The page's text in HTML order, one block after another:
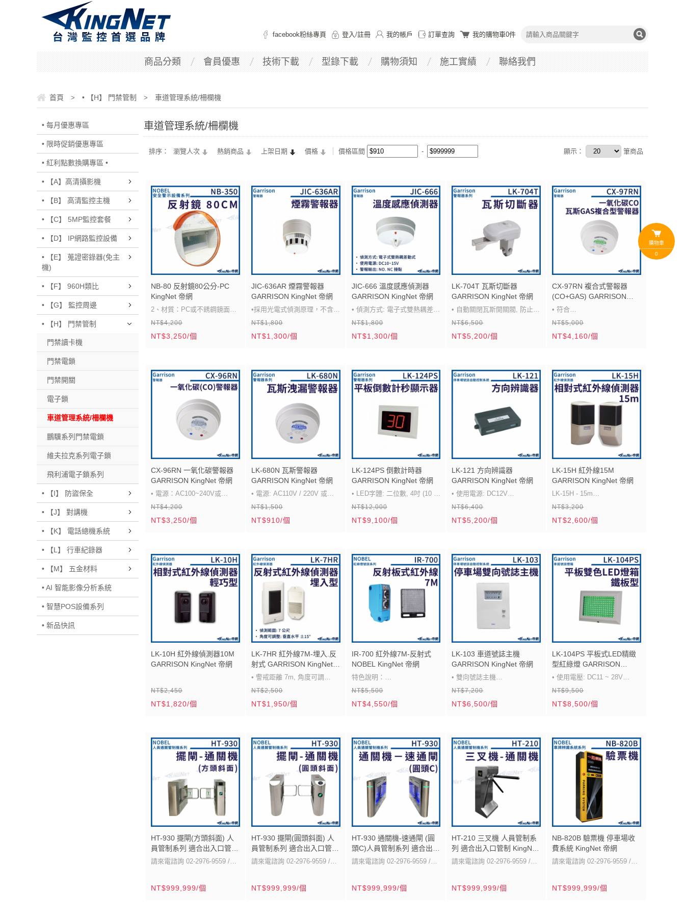
facebook粉絲專頁 登入/註冊 我的帳戶 訂單查詢 我的購物車0件
商品分類 會員優惠 技術下載 型錄下載 購物須知 施工實績 聯絡我們
購物車
0
首頁 > • 【H】 門禁管制 > 車道管理系統/柵欄機
• 每月優惠專區
• 限時促銷優惠專區
• 紅利點數換購專區 •
• 【A】高清攝影機
• 【B】 高清監控主機
• 【C】 5MP監控套餐
• 【D】 IP網路監控設備
• 【E】 蒐證密錄器(免主
機)
• 【F】 960H類比
• 【G】 監控周邊
• 【H】 門禁管制
門禁讀卡機
門禁電鎖
門禁開關
電子鎖
車道管理系統/柵欄機
鵬驥系列門禁電鎖
維夫拉克系列電子鎖
飛利浦電子鎖系列
• 【I】 防盜保全
• 【J】 對講機
• 【K】 電話總機系統
• 【L】 行車紀錄器
• 【M】 五金材料
• AI 智能影像分析系統
• 智慧POS設備系列
• 新品快訊
車道管理系統/柵欄機
排序： 瀏覽人次 熱銷商品 上架日期 價格 價格區間 顯示： 筆商品
NB-80 反射鏡80公分-PC
KingNet 帝網
2、材質：PC或不銹鋼鏡面。
3、背板：FRP背板或鍍鋅背
板。
NT$4,200
NT$3,250/個
JIC-636AR 煙霧警報器
GARRISON KingNet 帝網
•採用光電式偵測原理，不含離
子放射性物質，符合環保，確
保安全。
•依型號不同適合單機使用，或
適用於安全系統。
•可接繼電器，輸出常開及常關
之乾接點訊號。
•本機適合裝置於樓梯間、走
廊、電梯、客廳、臥室、倉
庫、儲藏室等處。
NT$1,800
NT$1,300/個
JIC-666 溫度感應偵測器
GARRISON KingNet 帝網
• 偵測方式: 電子式雙熱耦差動
式
• 使用電源: DC10~15V
• 可偵測溫度驟昇及定溫雙重
功能
• 外型尺寸: 104ø x 62H mm
NT$1,800
NT$1,300/個
LK-704T 瓦斯切斷器
GARRISON KingNet 帝網
• 自動關閉瓦斯開關閥, 防止瓦
斯爆炸或瓦斯燃燒不完全所引
起的一氧化碳中毒
(3/4")
• 開關時間及角度 : 約10秒 /
• 防水等級 IP54
• 具釋放鈕,可手動控制閥體板
• 外型尺寸: 140L x 62W x
110H mm
NT$6,500
NT$5,200/個
CX-97RN 複合式警報器
(CO+GAS) GARRISON
KingNet 帝網
• 符合
UL2034(CO),UL1484(GAS)規
範
• 消耗功率: 待機時約2W,警報
時約3W
式或電化學式
• 測試方式: 定期以紅色測試鍵
• 工作環境: 0° C ~ +50° C,
95%RH
• 外型尺寸: 128ø x 40H mm
(含底座)
NT$5,000
NT$4,160/個
CX-96RN 一氧化碳警報器
GARRISON KingNet 帝網
• 電源：AC100~240V或
DC12V
• 消耗功率：待機時約1W,警報
體或電化學式
• 檢測方式：定期以紅色測試
鍵(TEST)測試
• 指示燈：電源燈 (藍色), 故障
燈 (黃色), 警報燈 (紅色)
• 警報方式：鳴叫4短聲,間隔5
秒,連續重複及乾接點NC/NO.
輸出
• 外型尺寸：128øx40Hmm(含
底座)
NT$4,200
NT$3,250/個
LK-680N 瓦斯警報器
GARRISON KingNet 帝網
• 電源: AC110V / 220V 或
DC12V
• 消耗功率: 待機時約1W,警報
式
• 測試方式: 每月定期以紅色測
試鍵(TEST)測試
• 警報設定範圍: 1/10~1/4
L.E.L. (瓦斯氣爆低限) 符合
UL1484規定
• 警報方式: 蜂鳴器 (自動複
歸), 紅色LED閃爍, 乾接點
NO/NC或 0-6-12V 輸出
• 反應時間: 20秒
• 工作環境: -10° C ~ +50° C,
• 外型尺寸: 128ø x 40H mm
(含底座)
NT$1,500
NT$910/個
LK-124PS 倒數計時器
GARRISON KingNet 帝網
• LED字體: 二位數, 4吋 (10 x
6 cm)
• 最大顯示: 99 秒
壓變壓器)
• 外殼材質: LK-124PS 鐵板
(厚度1.2mm)烤漆 LK-
124PS(ST)不銹鋼(厚度
1.2mm)烤漆
• 外型尺寸: 380W x 270H x
32D mm
• 產地: Made in Taiwan
NT$12,000
NT$9,100/個
LK-121 方向辨識器
GARRISON KingNet 帝網
• 使用電源: DC12V
• 消耗電流: 40mA
• 偵測輸出: Relay 乾接點
• 偵測方式: 微電腦數位處理方
式
• 觸發方式: NO / NC 二種觸發
• 外型尺寸: 183W x 108L x
38D m
NT$6,400
NT$5,200/個
LK-15H 紅外線15M
GARRISON KingNet 帝網
LK-15H - 15m
室內外均可使用
NT$3,200
NT$2,600/個
LK-10H 紅外線偵測器10M
GARRISON KingNet 帝網
NT$2,450
NT$1,820/個
LK-7HR 紅外線7M-埋入.反
射式 GARRISON KingNet
帝網
• 警戒距離 7m, 角度可調
• 反應時間: 50 msec
• 警報信號: NC, NO
• 消耗電流: 55mA (DC12V)
• 角度調整: 水平 ±15° , 垂直
±15°
• 適用標準單聯預埋盒
• 外型尺寸: 70W x 120H x
NT$2,500
NT$1,950/個
IR-700 紅外線7M-反射式
NOBEL KingNet 帝網
特色說明 ：
1、外觀尺寸：高61X寬21X厚
35mm(±5%)。
4、工作電壓：DC 12V～
240V±10%或DC 24V～
240V±10%。
5、消耗電流：40mA。
6、接點容量：3A，250V。
7、偵測距離：7米。
8、反應時間：15msec。
9、工作溫度：-20℃～50℃。
(反射板式)
NT$5,500
NT$4,550/個
LK-103 車道號誌主機
GARRISON KingNet 帝網
• 雙向號誌主機
• 微電腦全自動偵測車輛雙向
進出, 號誌自動變換
• 可選擇自動定時變燈或車輛
進出計次計數二種管理模式,
控制車道交換使用
• 定時變燈時間 (16段, 6秒
~100秒)或功能選擇可由指撥
開關 (DIP) 設定
• 車道進出口偵測器觸動乾接
點 NC/NO 可選擇
• 附滿車燈開關控制功能
AC220V
商品不含施工安裝
NT$7,200
NT$6,500/個
LK-104PS 平板式LED精緻
型紅綠燈 GARRISON
KingNet 帝網
• 使用電壓: DC11 ~ 28V
• 消耗電流: 紅燈導通時: 約
300mA / 綠燈導通時: 約
數量各為160只
• 外殼材質: 鐵板 (厚度1.2mm)
• 防塵防水等級: IP54
• 顯示面積: 272W x 165H mm
• 外型尺寸: 380W x 270H x
32D mm
• 產地: Made in Taiwan
NT$9,500
NT$8,500/個
HT-930 擺閘(方頭斜面) 人
員管制系列 適合出入口管制
KingNet 帝網
請來電諮詢 02-2976-9559 /
特色說明：
300X高1000mm(±5%)。
2、工作電壓：AC 110V或
NT$999,999/個
HT-930 擺閘(圓頭斜面) 人
員管制系列 適合出入口管制
KingNet 帝網
請來電諮詢 02-2976-9559 /
特色說明：
300X高1000mm(±5%)。
2、工作電壓：AC 110V或
NT$999,999/個
HT-930 通關機-速通閘 (圓
頭C)人員管制系列 適合出入
口管制 KingNet 帝網
請來電諮詢 02-2976-9559 /
特色說明：
採用304不銹鋼管材沖壓成
2、外觀尺寸：長1400x寬200x
NT$999,999/個
HT-210 三叉機 人員管制系
列 適合出入口管制 KingNet
帝網
請來電諮詢 02-2976-9559 /
特色說明：
高980mm（±5%）。
2、閘桿長：
NT$999,999/個
NB-820B 驗票機 停車場收
費系統 KingNet 帝網
請來電諮詢 02-2976-9559 /
特色說明：
高1380mm(±5%)。
2、工作電壓：AC 110V或
NT$999,999/個